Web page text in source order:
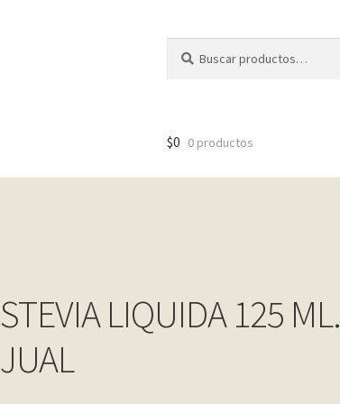
por:
$0 0 productos
STEVIA LIQUIDA 125 ML.
JUAL